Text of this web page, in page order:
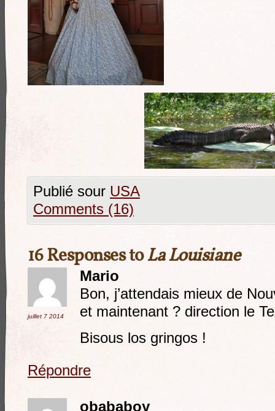
Publié sour USA
Comments (16)
16 Responses toLa Louisiane
juillet 7 2014
Mario
Bon, j’attendais mieux de
et maintenant ? direction le
Bisous los gringos !
Répondre
obababoy